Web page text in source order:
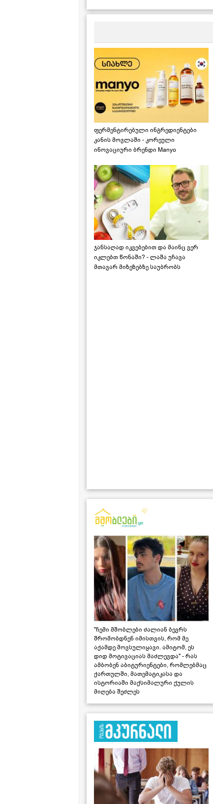
ფერმენტირებული ინგრედიენტები
კანის მოვლაში - კორეული
ინოვაციური ბრენდი Manyo
ჯანსაღად იკვებებით და მაინც ვერ
იკლებთ წონაში? - ლაშა უჩავა
მთავარ მიზეზებზე საუბრობს
"ჩემი მშობლები ძალიან ბევრს
შრომობდნენ იმისთვის, რომ მე
აქამდე მოვსულიყავი. ამიტომ, ეს
დიდ მოტივაციას მაძლევდა" - რას
ამბობენ აბიტურიენტები, რომლებმაც
ქართულში, მათემატიკასა და
ისტორიაში მაქსიმალური ქულის
მიღება შეძლეს